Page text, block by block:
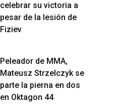
celebrar su victoria a
pesar de la lesión de
Fiziev
Peleador de MMA,
Mateusz Strzelczyk se
parte la pierna en dos
en Oktagon 44